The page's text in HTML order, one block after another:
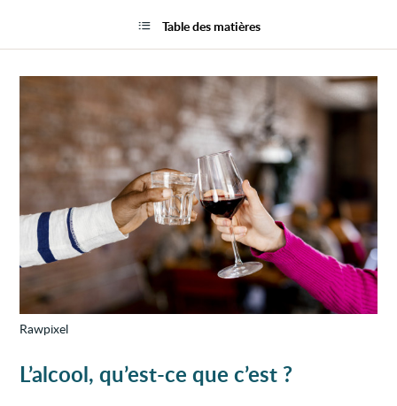
sont
?
Rawpixel
L’alcool, qu’est-ce que c’est ?
Table des matières